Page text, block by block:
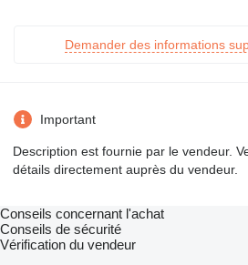
Demander des informations
Important
Description est fournie par le vendeur.
détails directement auprès du vendeur.
Conseils concernant l'achat
Conseils de sécurité
Vérification du vendeur